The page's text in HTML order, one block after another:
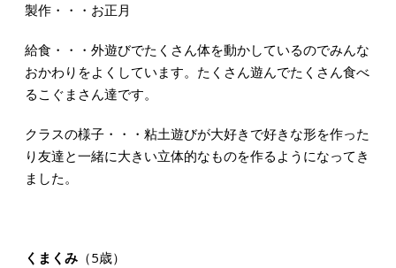
製作・・・お正月
給食・・・外遊びでたくさん体を動かしているのでみんな
おかわりをよくしています。たくさん遊んでたくさん食べ
るこぐまさん達です。
クラスの様子・・・粘土遊びが大好きで好きな形を作った
り友達と一緒に大きい立体的なものを作るようになってき
ました。
くまくみ（5歳）